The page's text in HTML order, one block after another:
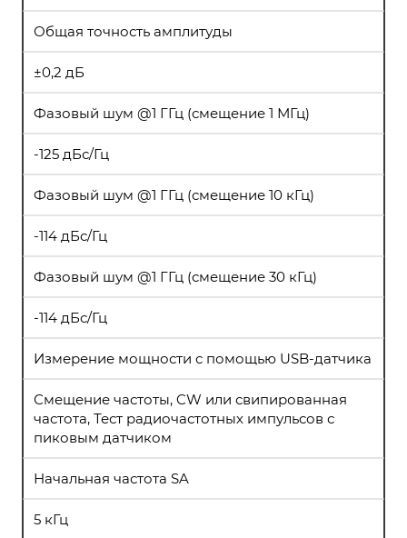
Общая точность амплитуды
±0,2 дБ
Фазовый шум @1 ГГц (смещение 1 МГц)
-125 дБс/Гц
Фазовый шум @1 ГГц (смещение 10 кГц)
-114 дБс/Гц
Фазовый шум @1 ГГц (смещение 30 кГц)
-114 дБс/Гц
Измерение мощности с помощью USB-датчика
Смещение частоты, CW или свипированная
частота, Тест радиочастотных импульсов с
пиковым датчиком
Начальная частота SA
5 кГц